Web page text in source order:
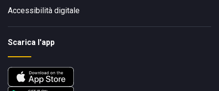
Accessibilità digitale
Scarica l'app